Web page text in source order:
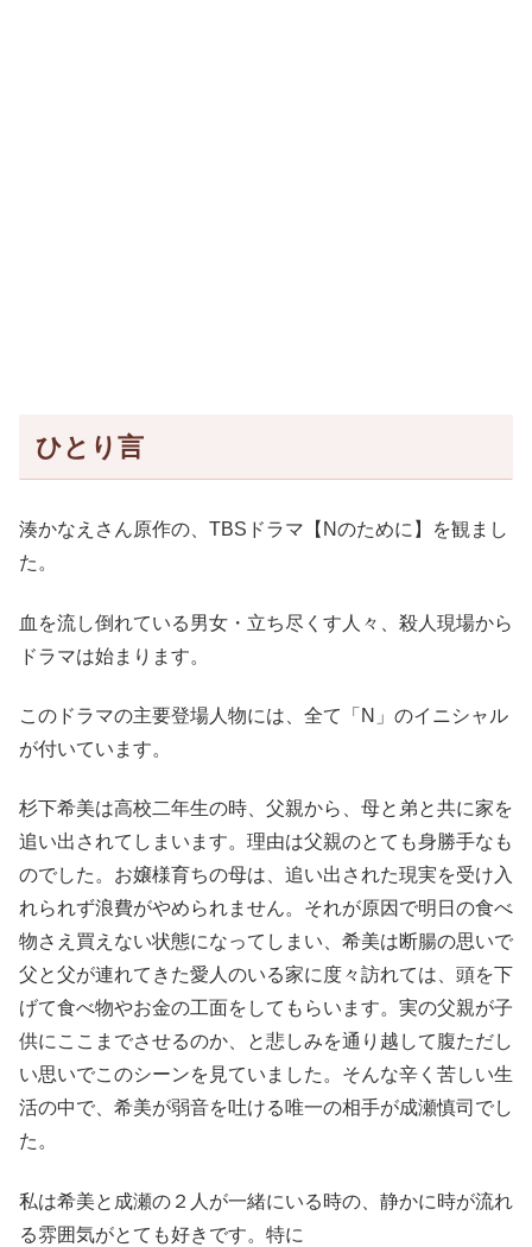
ひとり言
湊かなえさん原作の、TBSドラマ【Nのために】を観まし
た。
血を流し倒れている男女・立ち尽くす人々、殺人現場から
ドラマは始まります。
このドラマの主要登場人物には、全て「N」のイニシャル
が付いています。
杉下希美は高校二年生の時、父親から、母と弟と共に家を
追い出されてしまいます。理由は父親のとても身勝手なも
のでした。お嬢様育ちの母は、追い出された現実を受け入
れられず浪費がやめられません。それが原因で明日の食べ
物さえ買えない状態になってしまい、希美は断腸の思いで
父と父が連れてきた愛人のいる家に度々訪れては、頭を下
げて食べ物やお金の工面をしてもらいます。実の父親が子
供にここまでさせるのか、と悲しみを通り越して腹ただし
い思いでこのシーンを見ていました。そんな辛く苦しい生
活の中で、希美が弱音を吐ける唯一の相手が成瀬慎司でし
た。
私は希美と成瀬の２人が一緒にいる時の、静かに時が流れ
る雰囲気がとても好きです。特に